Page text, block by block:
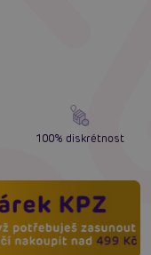
100% diskrétnost